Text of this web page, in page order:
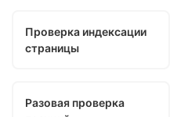
Проверка индексации
страницы
Разовая проверка